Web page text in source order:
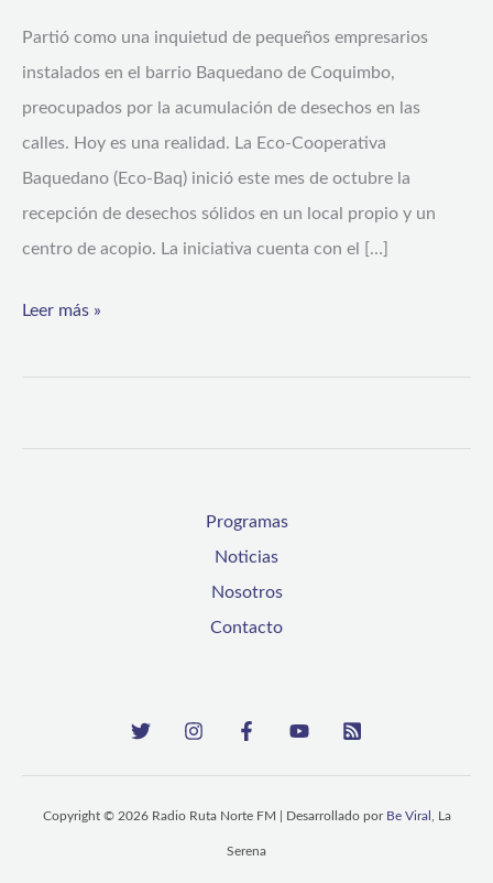
Partió como una inquietud de pequeños empresarios
instalados en el barrio Baquedano de Coquimbo,
preocupados por la acumulación de desechos en las
calles. Hoy es una realidad. La Eco-Cooperativa
Baquedano (Eco-Baq) inició este mes de octubre la
recepción de desechos sólidos en un local propio y un
centro de acopio. La iniciativa cuenta con el […]
inicia
sus
operaciones
en
Coquimbo
Leer más »
Programas
Noticias
Nosotros
Contacto
Copyright © 2026 Radio Ruta Norte FM | Desarrollado por Be Viral , La
Serena